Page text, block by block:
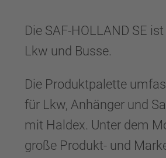
Die SAF-HOLLAND SE
Lkw und Busse.
Die Produktpalette
für Lkw, Anhänger und
mit Haldex. Unter dem
große Produkt- und